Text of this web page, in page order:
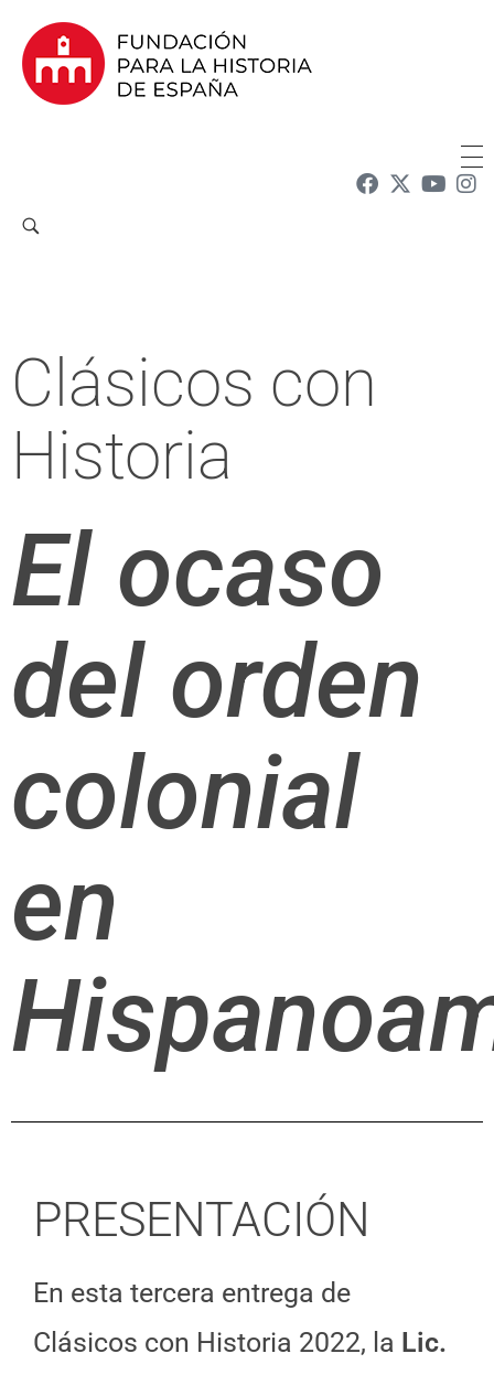
Clásicos con
Historia
El ocaso
del orden
colonial
en
PRESENTACIÓN
En esta tercera entrega de
Clásicos con Historia 2022, la Lic.